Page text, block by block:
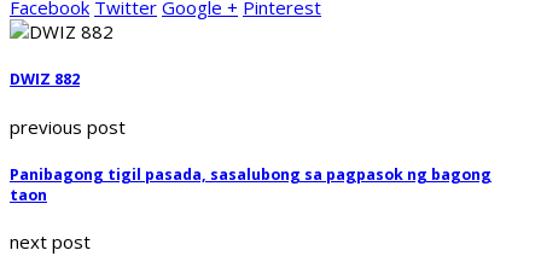
Facebook Twitter Google + Pinterest
DWIZ 882
previous post
Panibagong tigil pasada, sasalubong sa pagpasok ng bagong
taon
next post